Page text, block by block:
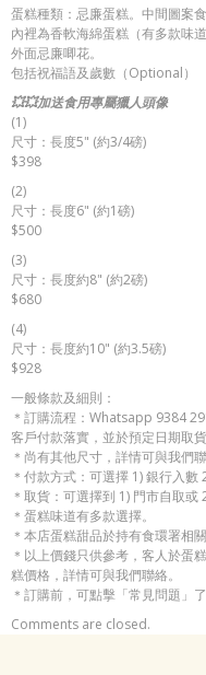
蛋糕種類：忌廉蛋糕。中間圖案食
內裡為香軟海綿蛋糕（有多款味
外面忌廉唧花。
包括祝福語及歲數（Optional）
💥💥加送食用專屬獵人頭像
(1)
尺寸：長度5" (約3/4磅)
$398
(2)
尺寸：長度6" (約1磅)
$500
(3)
尺寸：長度約8" (約2磅)
$680
(4)
尺寸：長度約10" (約3.5磅)
$928
一般條款及細則：
＊訂購流程：Whatsapp 9384
客戶付款落實，並於預定日期取貨
＊尚有其他尺寸，詳情可與我們聯
＊付款方式：可選擇 1) 銀行入數
＊取貨：可選擇到 1) 門市自取或
＊蛋糕味道有多款選擇。
＊本店蛋糕甜品於持有食環署相
＊以上價錢只供參考，客人於蛋
糕價格，詳情可與我們聯絡。
＊訂購前，可點擊「常見問題」了
Comments are closed.